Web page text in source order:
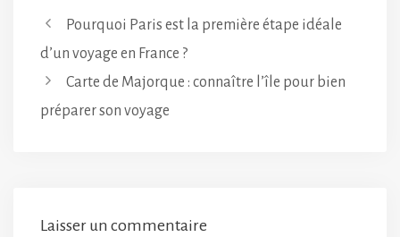
Pourquoi Paris est la première étape idéale
d’un voyage en France ?
Carte de Majorque : connaître l’île pour bien
préparer son voyage
Laisser un commentaire